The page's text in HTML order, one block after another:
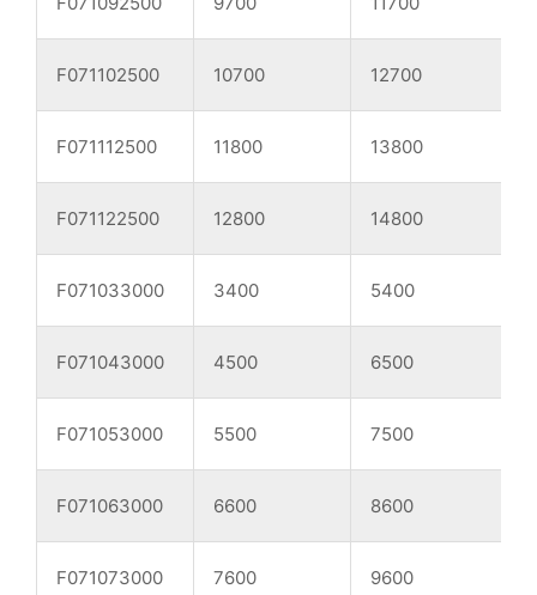
F071102500 10700 12700
F071112500 11800 13800
F071122500 12800 14800
F071033000 3400 5400
F071043000 4500 6500
F071053000 5500 7500
F071063000 6600 8600
F071073000 7600 9600